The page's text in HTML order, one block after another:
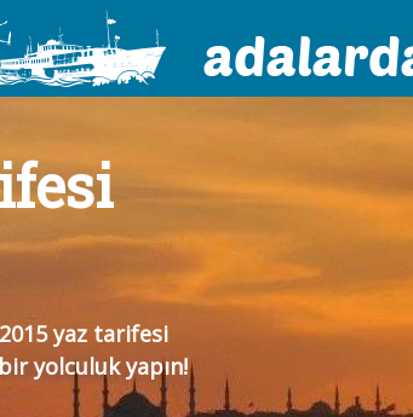
yaz tarifesi
yolculuk yapın!